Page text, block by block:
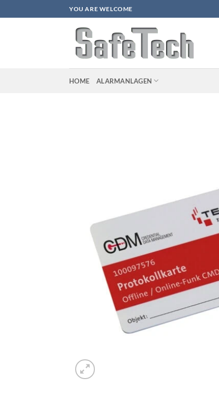
Inhalt
YOU ARE WELCOME
HOME ALARMANLAGEN